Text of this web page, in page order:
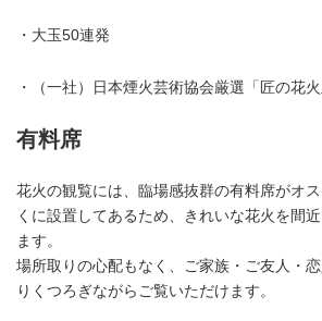
・大玉50連発
・（一社）日本煙火芸術協会厳選「匠の花
有料席
花火の観覧には、臨場感抜群の有料席がオ
くに設置してあるため、きれいな花火を間
ます。
場所取りの心配もなく、ご家族・ご友人・
りくつろぎながらご覧いただけます。